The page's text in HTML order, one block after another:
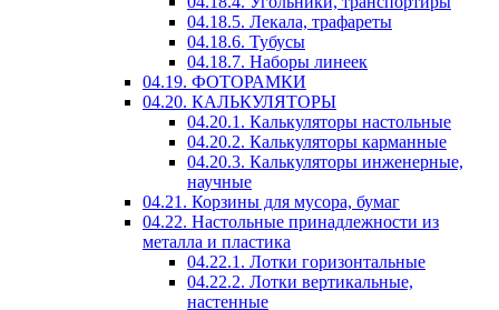
04.18.5. Лекала, трафареты
04.18.6. Тубусы
04.18.7. Наборы линеек
04.19. ФОТОРАМКИ
04.20. КАЛЬКУЛЯТОРЫ
04.20.1. Калькуляторы настольные
04.20.2. Калькуляторы карманные
04.20.3. Калькуляторы инженерные,
научные
04.21. Корзины для мусора, бумаг
04.22. Настольные принадлежности из
металла и пластика
04.22.1. Лотки горизонтальные
04.22.2. Лотки вертикальные,
настенные